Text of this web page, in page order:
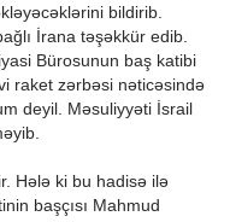
bildirib.
İrana təşəkkür edib.
Bürosunun baş katibi
raket zərbəsi nəticəsində
deyil. Məsuliyyəti İsrail
Hələ ki bu hadisə ilə
başçısı Mahmud